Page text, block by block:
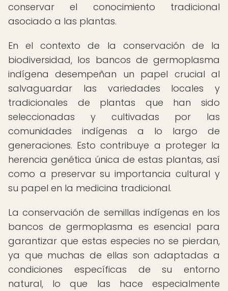
conservar el conocimiento tradicional
asociado a las plantas.
En el contexto de la conservación de la
biodiversidad, los bancos de germoplasma
indígena desempeñan un papel crucial al
salvaguardar las variedades locales y
tradicionales de plantas que han sido
seleccionadas y cultivadas por las
comunidades indígenas a lo largo de
generaciones. Esto contribuye a proteger la
herencia genética única de estas plantas, así
como a preservar su importancia cultural y
su papel en la medicina tradicional.
La conservación de semillas indígenas en los
bancos de germoplasma es esencial para
garantizar que estas especies no se pierdan,
ya que muchas de ellas son adaptadas a
condiciones específicas de su entorno
natural, lo que las hace especialmente